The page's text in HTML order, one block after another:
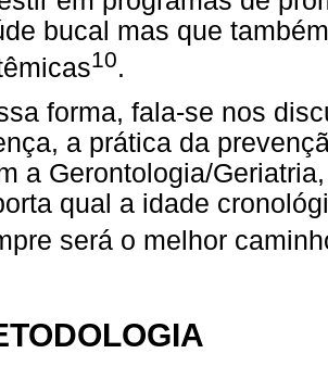
bucal mas que
10.
forma, fala-se nos
a prática da
a Gerontologia/
qual a idade
será o melhor